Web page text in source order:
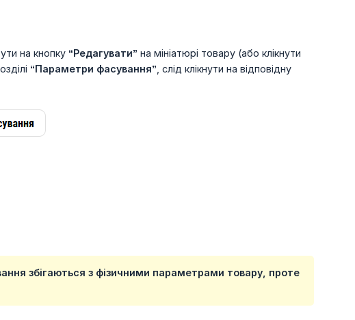
на кнопку “Редагувати” на мініатюрі товару (або клікнути
“Параметри фасування” , слід клікнути на відповідну
збігаються з фізичними параметрами товару, проте